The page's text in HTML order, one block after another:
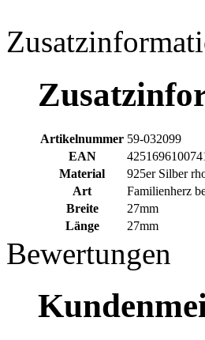
Artikelnummer 59-032099
EAN
Material
925er Silber
Art
Familienherz
Breite
27mm
Länge
27mm
Bewertungen